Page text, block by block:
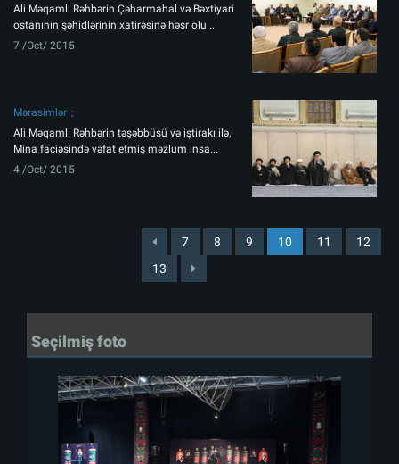
Ali Məqamlı Rəhbərin Çəharmahal və Bəxtiyari
ostanının şəhidlərinin xatirəsinə həsr olu...
7 /Oct/ 2015
Mərasimlər
Ali Məqamlı Rəhbərin təşəbbüsü və iştirakı ilə,
Mina faciəsində vəfat etmiş məzlum insa...
4 /Oct/ 2015
7 8 9 10 11
12
13
Seçilmiş foto